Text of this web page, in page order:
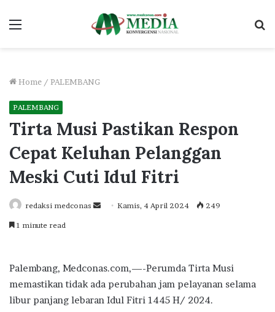
Menu
Home / PALEMBANG
PALEMBANG
Tirta Musi Pastikan Respon
Cepat Keluhan Pelanggan
Meski Cuti Idul Fitri
redaksi medconas
SendKamis, 4 April 2024 249
1 minute read
Palembang, Medconas.com,—-Perumda Tirta Musi
memastikan tidak ada perubahan jam pelayanan selama
libur panjang lebaran Idul Fitri 1445 H/ 2024.